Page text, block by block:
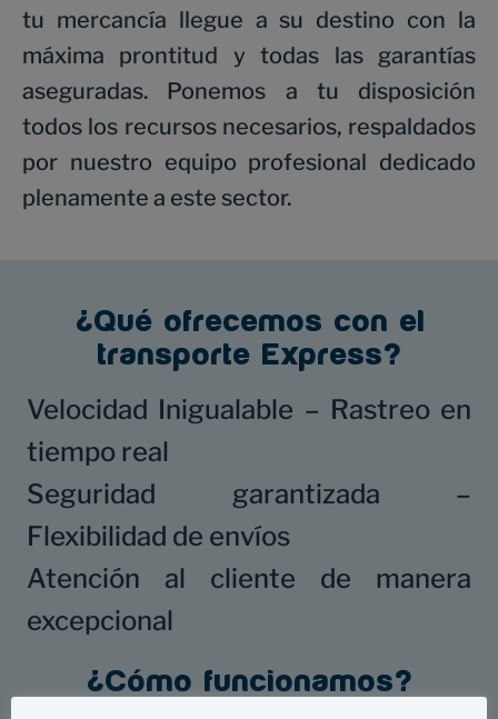
tu mercancía llegue a su destino con la
máxima prontitud y todas las garantías
aseguradas. Ponemos a tu disposición
todos los recursos necesarios, respaldados
por nuestro equipo profesional dedicado
plenamente a este sector.
¿Qué ofrecemos con el
transporte Express?
Velocidad Inigualable – Rastreo en
tiempo real
Seguridad garantizada –
Flexibilidad de envíos
Atención al cliente de manera
excepcional
¿Cómo funcionamos?